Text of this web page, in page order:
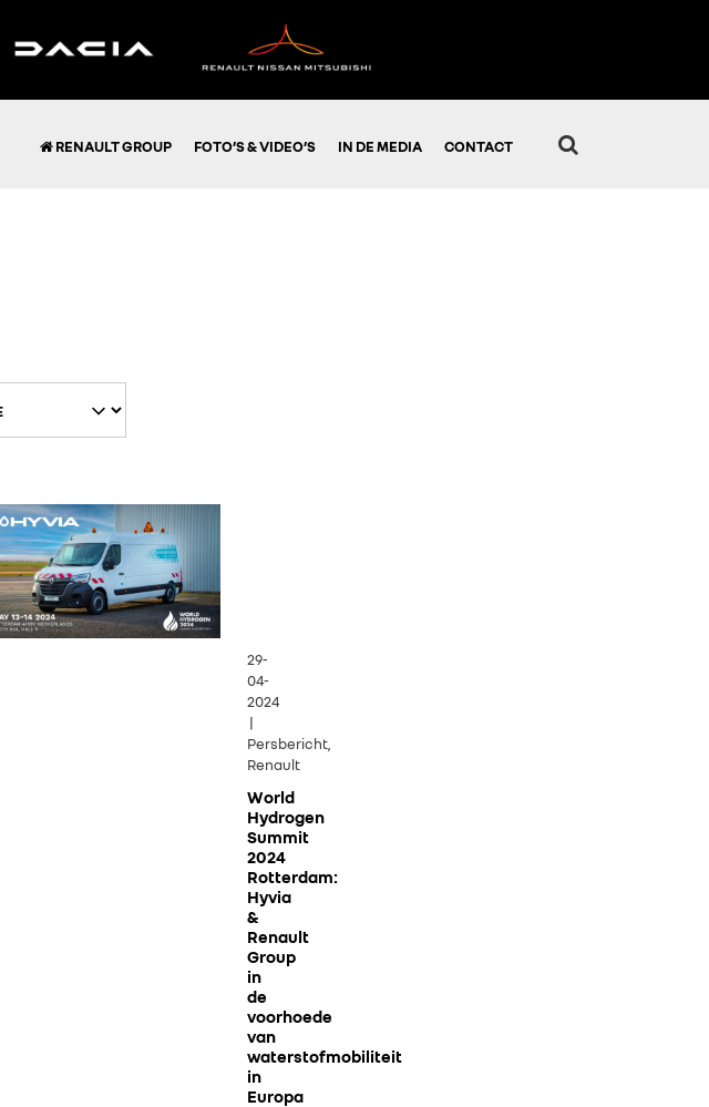
RENAULT GROUP FOTO’S & VIDEO’S IN DE MEDIA CONTACT
29-
04-
2024
|
Persbericht,
Renault
World
Hydrogen
Summit
2024
Rotterdam:
Hyvia
&
Renault
Group
in
de
voorhoede
van
waterstofmobiliteit
in
Europa